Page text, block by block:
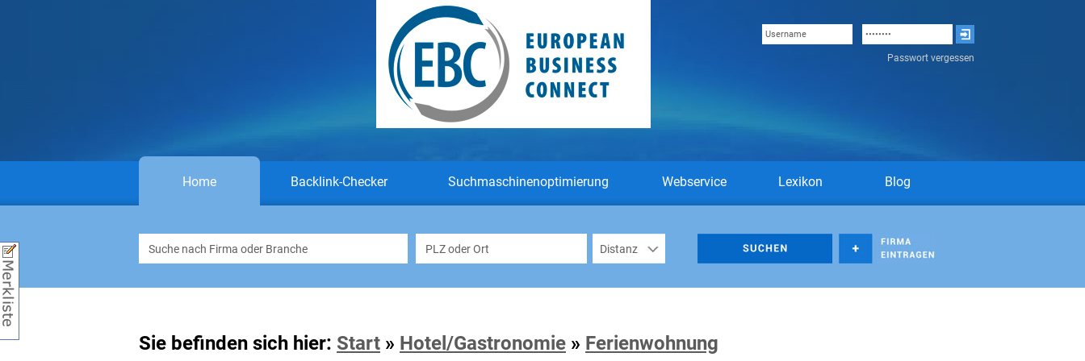
Passwort vergessen
Home Backlink-Checker Suchmaschinenoptimierung Webservice Lexikon Blog
Sie befinden sich hier: Start » Hotel/Gastronomie » Ferienwohnung